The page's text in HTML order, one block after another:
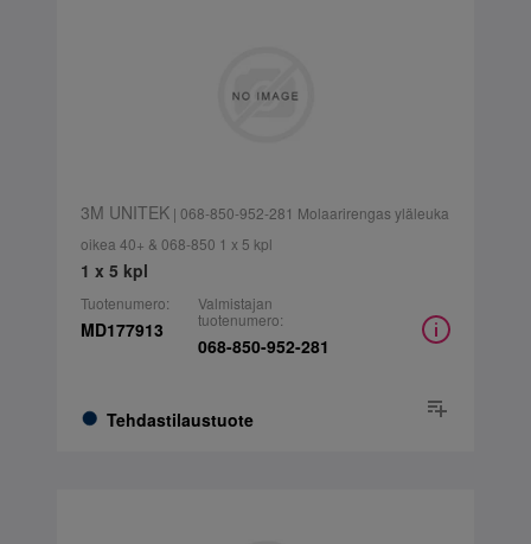
3M UNITEK| 068-850-952-281 Molaarirengas yläleuka
oikea 40+ & 068-850 1 x 5 kpl
1 x 5 kpl
Tuotenumero:
MD177913
Tehdastilaustuote
Valmistajan
tuotenumero:
068-850-952-281